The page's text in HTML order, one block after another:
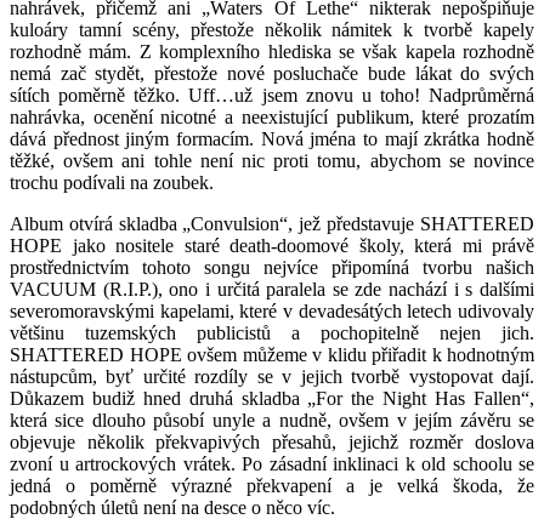
nahrávek, přičemž ani „Waters Of Lethe“ nikterak nepošpiňuje
kuloáry tamní scény, přestože několik námitek k tvorbě kapely
rozhodně mám. Z komplexního hlediska se však kapela rozhodně
nemá zač stydět, přestože nové posluchače bude lákat do svých
sítích poměrně těžko. Uff…už jsem znovu u toho! Nadprůměrná
nahrávka, ocenění nicotné a neexistující publikum, které prozatím
dává přednost jiným formacím. Nová jména to mají zkrátka hodně
těžké, ovšem ani tohle není nic proti tomu, abychom se novince
trochu podívali na zoubek.
Album otvírá skladba „Convulsion“, jež představuje SHATTERED
HOPE jako nositele staré death-doomové školy, která mi právě
prostřednictvím tohoto songu nejvíce připomíná tvorbu našich
VACUUM (R.I.P.), ono i určitá paralela se zde nachází i s dalšími
severomoravskými kapelami, které v devadesátých letech udivovaly
většinu tuzemských publicistů a pochopitelně nejen jich.
SHATTERED HOPE ovšem můžeme v klidu přiřadit k hodnotným
nástupcům, byť určité rozdíly se v jejich tvorbě vystopovat dají.
Důkazem budiž hned druhá skladba „For the Night Has Fallen“,
která sice dlouho působí unyle a nudně, ovšem v jejím závěru se
objevuje několik překvapivých přesahů, jejichž rozměr doslova
zvoní u artrockových vrátek. Po zásadní inklinaci k old schoolu se
jedná o poměrně výrazné překvapení a je velká škoda, že
podobných úletů není na desce o něco víc.